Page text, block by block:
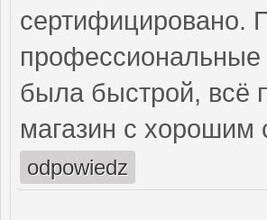
сертифицировано.
профессиональные
была быстрой, всё
магазин с хорошим
odpowiedz